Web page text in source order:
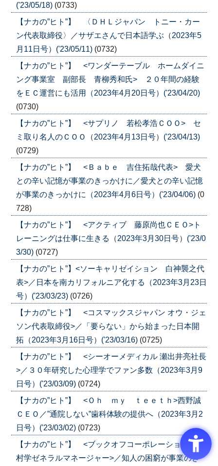
('23/05/18) (0733)
【ナカの”ヒト”】 〈ＤＨＬジャパン トニー・カー
ン代表取締役〉／サザエさんで日本語学ぶ（2023年5
月11日号）('23/05/11) (0732)
【ナカの”ヒト”】 <ワンダーテーブル ホームダイニ
ング事業室 副部長 青柳秀和氏> ２０年間の経験
をＥＣ運営にも活用（2023年4月20日号）('23/04/20)
(0730)
【ナカの”ヒト”】 <サプリノ 若松孝浩ＣＯＯ> セ
ミ取り名人のＣＯＯ（2023年4月13日号）('23/04/13)
(0729)
【ナカの”ヒト”】 <Ｂａｂｅ 吉住拓哉代表> 愛犬
との辛い記憶が事業のきっかけに／愛犬との辛い記憶
が事業のきっかけに（2023年4月6日号）('23/04/06) (0
728)
【ナカの”ヒト”】 <アクティブ 藤原尚也ＣＥＯ>ト
レーニングは仕事に生きる（2023年3月30日号）('23/0
3/30) (0727)
【ナカの”ヒト”】<ソーキャリゼイション 白神襲之代
表>／日本を南カリフォルニア化する（2023年3月23日
号）('23/03/23) (0726)
【ナカの”ヒト”】 <コスマックスジャパン オウ・ジェ
ソン代表取締役>／「要らない」から始まった日本開
拓（2023年3月16日号）('23/03/16) (0725)
【ナカの”ヒト”】 <シーオーメディカル 瀬出井亮社長
>／３０年研究した心理学でファン多数（2023年3月9
日号）('23/03/09) (0724)
【ナカの”ヒト”】 <Ｏｈ ｍｙ ｔｅｅｔｈ>西野誠
ＣＥＯ／”通院しない”歯科体験の提供へ（2023年3月2
日号）('23/03/02) (0723)
【ナカの”ヒト”】 <ブックオフコーポレーション 木
村学ゼネラルマネージャー>／知人の困窮が事業のき